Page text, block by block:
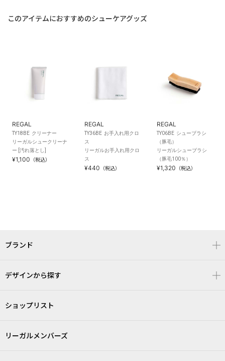
このアイテムにおすすめのシューケアグッズ
REGAL
TY18BE クリーナー
リーガルシュークリーナ
ー [汚れ落とし]
¥1,100 （税込）
REGAL
TY36BE お手入れ用クロ
ス
リーガルお手入れ用クロ
ス
¥440 （税込）
REGAL
TY06BE シューブラシ
（豚毛）
リーガルシューブラシ
（豚毛100％）
¥1,320 （税込）
ブランド
デザインから探す
ショップリスト
リーガルメンバーズ